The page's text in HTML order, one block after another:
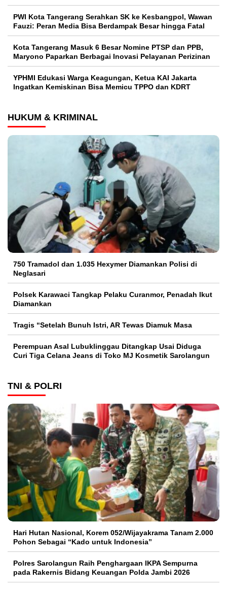
PWI Kota Tangerang Serahkan SK ke Kesbangpol, Wawan
Fauzi: Peran Media Bisa Berdampak Besar hingga Fatal
Kota Tangerang Masuk 6 Besar Nomine PTSP dan PPB,
Maryono Paparkan Berbagai Inovasi Pelayanan Perizinan
YPHMI Edukasi Warga Keagungan, Ketua KAI Jakarta
Ingatkan Kemiskinan Bisa Memicu TPPO dan KDRT
HUKUM & KRIMINAL
750 Tramadol dan 1.035 Hexymer Diamankan Polisi di
Neglasari
Polsek Karawaci Tangkap Pelaku Curanmor, Penadah Ikut
Diamankan
Tragis “Setelah Bunuh Istri, AR Tewas Diamuk Masa
Perempuan Asal Lubuklinggau Ditangkap Usai Diduga
Curi Tiga Celana Jeans di Toko MJ Kosmetik Sarolangun
TNI & POLRI
Hari Hutan Nasional, Korem 052/Wijayakrama Tanam 2.000
Pohon Sebagai “Kado untuk Indonesia”
Polres Sarolangun Raih Penghargaan IKPA Sempurna
pada Rakernis Bidang Keuangan Polda Jambi 2026